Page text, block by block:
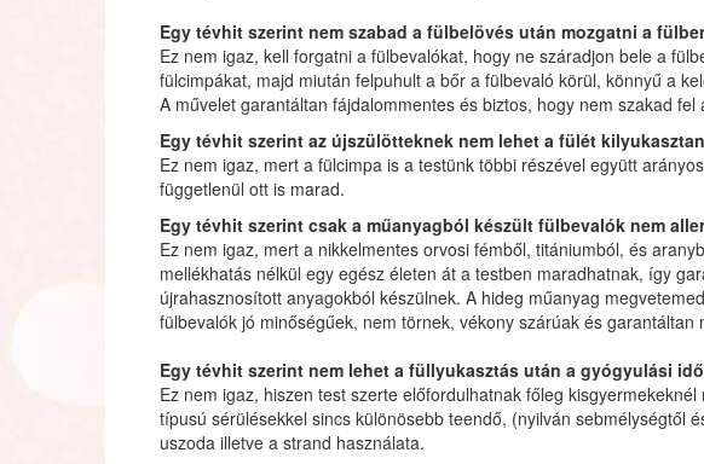
Egy tévhit szerint nem szabad a fülbelövés után mozgatni a
Ez nem igaz, kell forgatni a fülbevalókat, hogy ne száradjon bele a
fülcimpákat, majd miután felpuhult a bőr a fülbevaló körül, könnyű a
A művelet garantáltan fájdalommentes és biztos, hogy nem szakad
Egy tévhit szerint az újszülötteknek nem lehet a fülét
Ez nem igaz, mert a fülcimpa is a testünk többi részével együtt
függetlenül ott is marad.
Egy tévhit szerint csak a műanyagból készült fülbevalók nem
Ez nem igaz, mert a nikkelmentes orvosi fémből, titániumból, és
mellékhatás nélkül egy egész életen át a testben maradhatnak, így
újrahasznosított anyagokból készülnek. A hideg műanyag
fülbevalók jó minőségűek, nem törnek, vékony szárúak és garantáltan
Egy tévhit szerint nem lehet a füllyukasztás után a gyógyulási
Ez nem igaz, hiszen test szerte előfordulhatnak főleg
típusú sérülésekkel sincs különösebb teendő, (nyilván sebmélységtől
uszoda illetve a strand használata.